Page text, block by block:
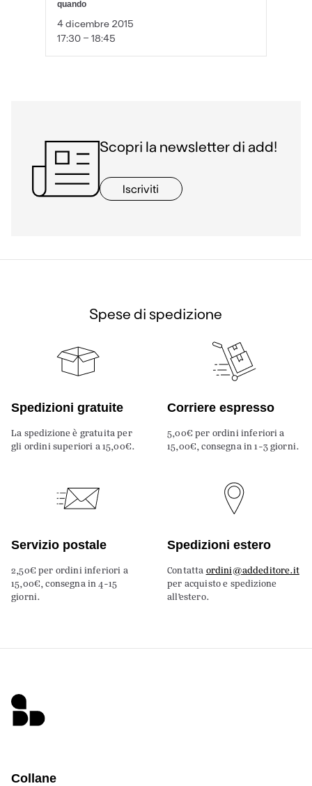
quando
4 dicembre 2015
17:30 - 18:45
Scopri la newsletter di add!
Iscriviti
Spese di spedizione
Spedizioni gratuite
La spedizione è gratuita per
gli ordini superiori a 15,00€.
Corriere espresso
5,00€ per ordini inferiori a
15,00€, consegna in 1-3 giorni.
Servizio postale
2,50€ per ordini inferiori a
15,00€, consegna in 4-15
giorni.
Spedizioni estero
Contatta ordini@addeditore.it
per acquisto e spedizione
all’estero.
Collane